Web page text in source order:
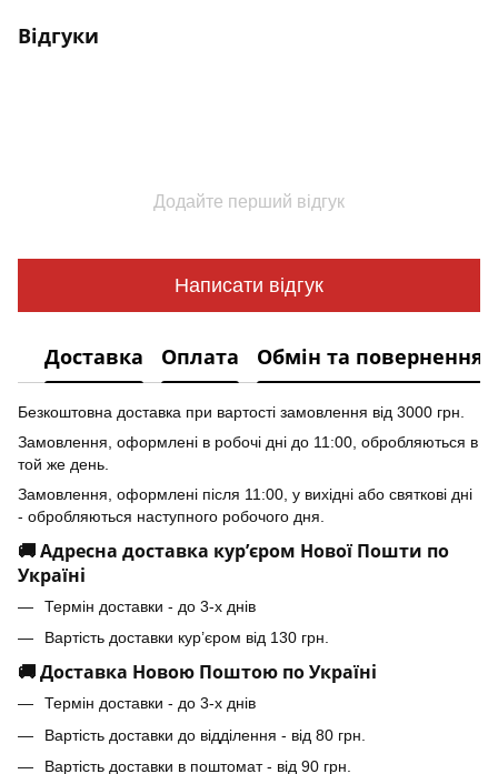
Відгуки
Додайте перший відгук
Написати відгук
Доставка Оплата Обмін та повернення
Безкоштовна доставка при вартості замовлення від 3000 грн.
Замовлення, оформлені в робочі дні до 11:00, обробляються в
той же день.
Замовлення, оформлені після 11:00, у вихідні або святкові дні
- обробляються наступного робочого дня.
🚚 Адресна доставка кур’єром Нової Пошти по
Україні
Термін доставки - до 3-х днів
Вартість доставки кур’єром від 130 грн.
🚚 Доставка Новою Поштою по Україні
Термін доставки - до 3-х днів
Вартість доставки до відділення - від 80 грн.
Вартість доставки в поштомат - від 90 грн.